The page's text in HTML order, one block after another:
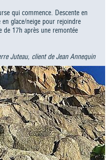
qui commence. Descente en
glace/neige pour rejoindre
de 17h après une remontée
Juteau, client de Jean Annequin